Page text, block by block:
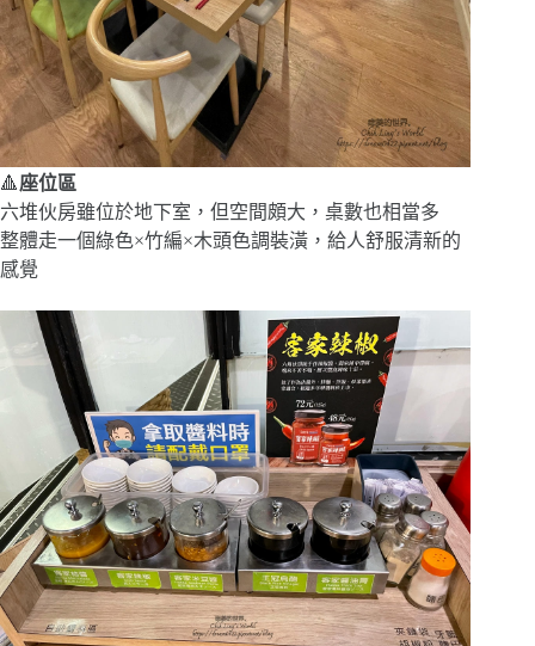
🔺座位區
六堆伙房雖位於地下室，但空間頗大，桌數也相當多
整體走一個綠色×竹編×木頭色調裝潢，給人舒服清新的
感覺